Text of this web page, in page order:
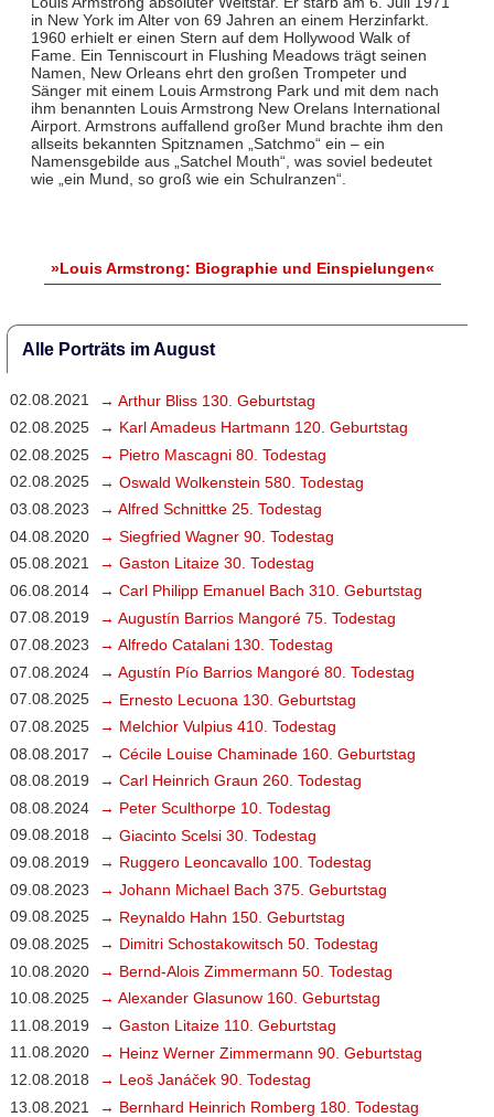
in New York im Alter von 69 Jahren an einem Herzinfarkt.
1960 erhielt er einen Stern auf dem Hollywood Walk of
Fame. Ein Tenniscourt in Flushing Meadows trägt seinen
Namen, New Orleans ehrt den großen Trompeter und
Sänger mit einem Louis Armstrong Park und mit dem nach
ihm benannten Louis Armstrong New Orelans International
Airport. Armstrons auffallend großer Mund brachte ihm den
allseits bekannten Spitznamen „Satchmo“ ein – ein
Namensgebilde aus „Satchel Mouth“, was soviel bedeutet
wie „ein Mund, so groß wie ein Schulranzen“.
»Louis Armstrong: Biographie und Einspielungen«
Alle Porträts im August
02.08.2021
→ Arthur Bliss 130. Geburtstag
02.08.2025
→ Karl Amadeus Hartmann 120. Geburtstag
02.08.2025
→ Pietro Mascagni 80. Todestag
02.08.2025
→ Oswald Wolkenstein 580. Todestag
03.08.2023
→ Alfred Schnittke 25. Todestag
04.08.2020
→ Siegfried Wagner 90. Todestag
05.08.2021
→ Gaston Litaize 30. Todestag
06.08.2014
→ Carl Philipp Emanuel Bach 310. Geburtstag
07.08.2019
→ Augustín Barrios Mangoré 75. Todestag
07.08.2023
→ Alfredo Catalani 130. Todestag
07.08.2024
→ Agustín Pío Barrios Mangoré 80. Todestag
07.08.2025
→ Ernesto Lecuona 130. Geburtstag
07.08.2025
→ Melchior Vulpius 410. Todestag
08.08.2017
→ Cécile Louise Chaminade 160. Geburtstag
08.08.2019
→ Carl Heinrich Graun 260. Todestag
08.08.2024
→ Peter Sculthorpe 10. Todestag
09.08.2018
→ Giacinto Scelsi 30. Todestag
09.08.2019
→ Ruggero Leoncavallo 100. Todestag
09.08.2023
→ Johann Michael Bach 375. Geburtstag
09.08.2025
→ Reynaldo Hahn 150. Geburtstag
09.08.2025
→ Dimitri Schostakowitsch 50. Todestag
10.08.2020
→ Bernd-Alois Zimmermann 50. Todestag
10.08.2025
→ Alexander Glasunow 160. Geburtstag
11.08.2019
→ Gaston Litaize 110. Geburtstag
11.08.2020
→ Heinz Werner Zimmermann 90. Geburtstag
12.08.2018
→ Leoš Janáček 90. Todestag
13.08.2021
→ Bernhard Heinrich Romberg 180. Todestag